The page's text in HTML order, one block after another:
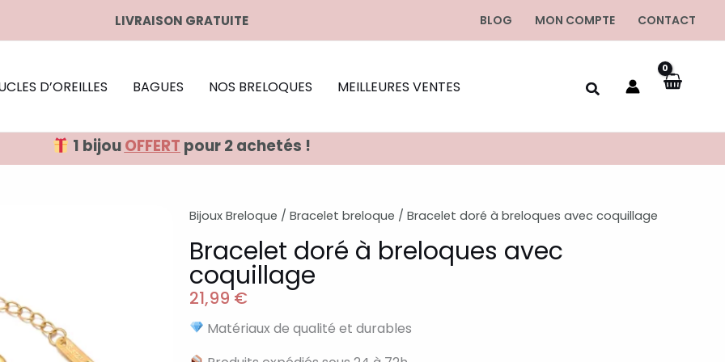
LIVRAISON GRATUITE BLOG MON COMPTE CONTACT
D’OREILLES BAGUES NOS BRELOQUES MEILLEURES VENTES
1 bijouOFFERT pour 2 achetés !
Bijoux Breloque / Bracelet breloque / Bracelet doré à breloques avec coquillage
Bracelet doré à breloques avec
coquillage
21,99€
Matériaux de qualité et durables